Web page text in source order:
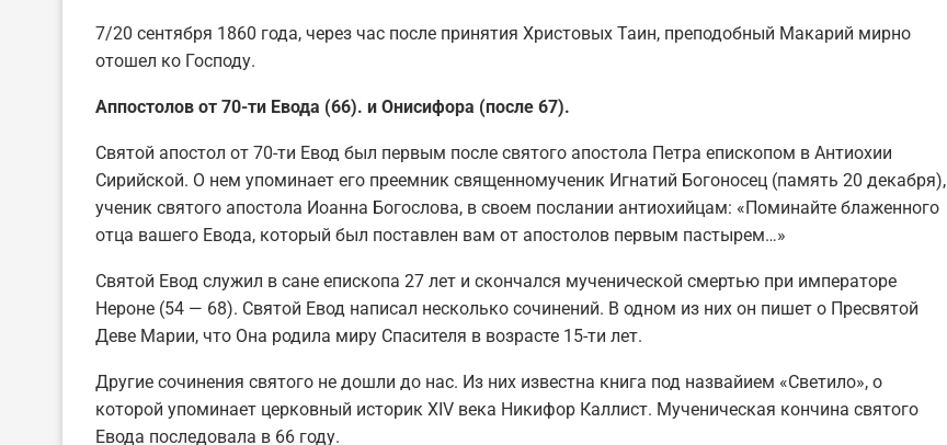
7/20 сентября 1860 года, через час после принятия Христовых Таин, преподобный Макарий мирно
отошел ко Господу.
Аппостолов от 70-ти Евода (66). и Онисифора (после 67).
Святой апостол от 70-ти Евод был первым после святого апостола Петра епископом в Антиохии
Сирийской. О нем упоминает его преемник священномученик Игнатий Богоносец (память 20 декабря),
ученик святого апостола Иоанна Богослова, в своем послании антиохийцам: «Поминайте блаженного
отца вашего Евода, который был поставлен вам от апостолов первым пастырем…»
Святой Евод служил в сане епископа 27 лет и скончался мученической смертью при императоре
Нероне (54 — 68). Святой Евод написал несколько сочинений. В одном из них он пишет о Пресвятой
Деве Марии, что Она родила миру Спасителя в возрасте 15-ти лет.
Другие сочинения святого не дошли до нас. Из них известна книга под назвайием «Светило», о
которой упоминает церковный историк XIV века Никифор Каллист. Мученическая кончина святого
Евода последовала в 66 году.